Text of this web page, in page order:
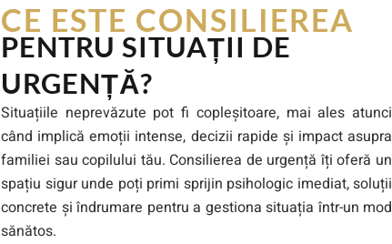
CE ESTE CONSILIEREA
PENTRU SITUAȚII DE
URGENȚĂ?
Situațiile neprevăzute pot fi copleșitoare, mai ales atunci
când implică emoții intense, decizii rapide și impact asupra
familiei sau copilului tău. Consilierea de urgență îți oferă un
spațiu sigur unde poți primi sprijin psihologic imediat, soluții
concrete și îndrumare pentru a gestiona situația într-un mod
sănătos.